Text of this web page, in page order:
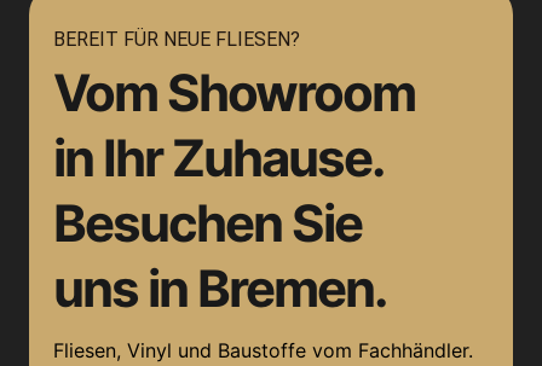
BEREIT FÜR NEUE FLIESEN?
Vom Showroom
in Ihr Zuhause.
Besuchen Sie
uns in Bremen.
Fliesen, Vinyl und Baustoffe vom Fachhändler.